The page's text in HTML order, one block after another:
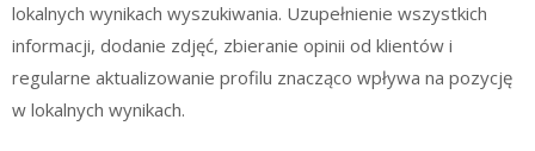
lokalnych wynikach wyszukiwania. Uzupełnienie wszystkich
informacji, dodanie zdjęć, zbieranie opinii od klientów i
regularne aktualizowanie profilu znacząco wpływa na pozycję
w lokalnych wynikach.